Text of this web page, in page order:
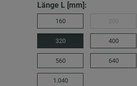
Länge L [mm]:
160
320 400
560 640
1.040